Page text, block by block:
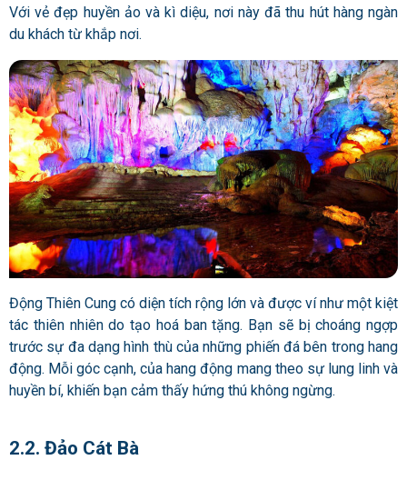
Với vẻ đẹp huyền ảo và kì diệu, nơi này đã thu hút hàng ngàn
du khách từ khắp nơi.
Động Thiên Cung có diện tích rộng lớn và được ví như một kiệt
tác thiên nhiên do tạo hoá ban tặng. Bạn sẽ bị choáng ngợp
trước sự đa dạng hình thù của những phiến đá bên trong hang
động. Mỗi góc cạnh, của hang động mang theo sự lung linh và
huyền bí, khiến bạn cảm thấy hứng thú không ngừng.
2.2. Đảo Cát Bà